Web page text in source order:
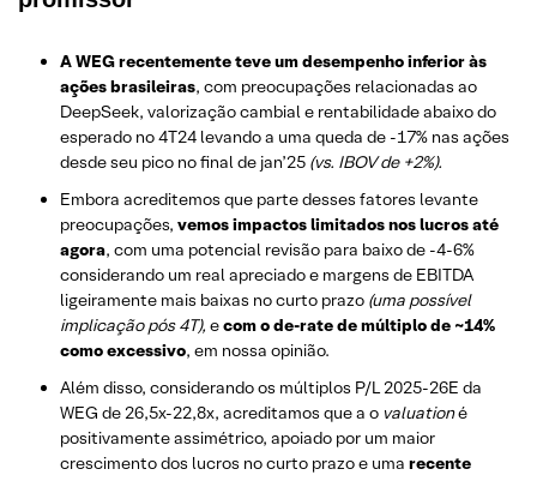
A WEG recentemente teve um desempenho inferior às
ações brasileiras, com preocupações relacionadas ao
DeepSeek, valorização cambial e rentabilidade abaixo do
esperado no 4T24 levando a uma queda de -17% nas ações
desde seu pico no final de jan’25 (vs. IBOV de +2%).
Embora acreditemos que parte desses fatores levante
preocupações, vemos impactos limitados nos lucros até
agora, com uma potencial revisão para baixo de -4-6%
considerando um real apreciado e margens de EBITDA
ligeiramente mais baixas no curto prazo (uma possível
implicação pós 4T), ecom o de-rate de múltiplo de ~14%
como excessivo, em nossa opinião.
Além disso, considerando os múltiplos P/L 2025-26E da
WEG de 26,5x-22,8x, acreditamos que a o valuationé
positivamente assimétrico, apoiado por um maior
crescimento dos lucros no curto prazo e uma recente